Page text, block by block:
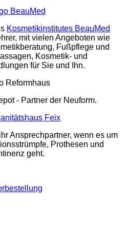
Kosmetikinstitutes BeauMed
mit vielen Angeboten wie
Fußpflege und
Kosmetik- und
für Sie und Ihn.
- Partner der Neuform.
Ansprechpartner, wenn es um
Prothesen und
geht.